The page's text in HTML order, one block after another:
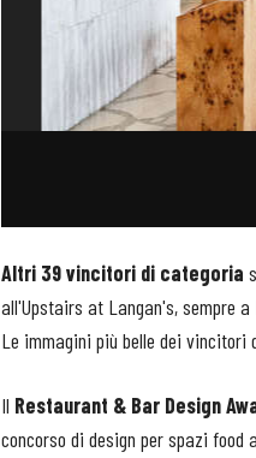
Altri 39 vincitori di categoria
all'Upstairs at Langan's, sempre a
Le immagini più belle dei vincitori
Il Restaurant & Bar Design
concorso di design per spazi food